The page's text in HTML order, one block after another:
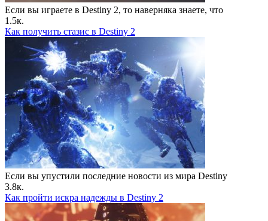
Если вы играете в Destiny 2, то наверняка знаете, что
1.5к.
Как получить стазис в Destiny 2
Если вы упустили последние новости из мира Destiny
3.8к.
Как пройти искра надежды в Destiny 2